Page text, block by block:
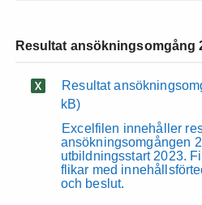
Resultat ansökningsomgång
Resultat
kB)
Excelfilen innehåller
ansökningsomgången
utbildningsstart 2023.
flikar med
och beslut.